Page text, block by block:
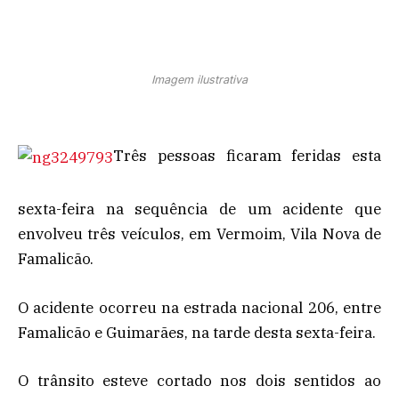
Imagem ilustrativa
Três pessoas ficaram feridas esta
sexta-feira na sequência de um acidente que
envolveu três veículos, em Vermoim, Vila Nova de
Famalicão.
O acidente ocorreu na estrada nacional 206, entre
Famalicão e Guimarães, na tarde desta sexta-feira.
O trânsito esteve cortado nos dois sentidos ao